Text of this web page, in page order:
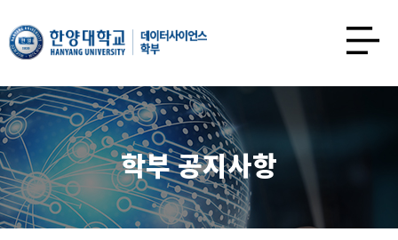
한양대학교
데이터사이언스학과
열기
학부 공지사항